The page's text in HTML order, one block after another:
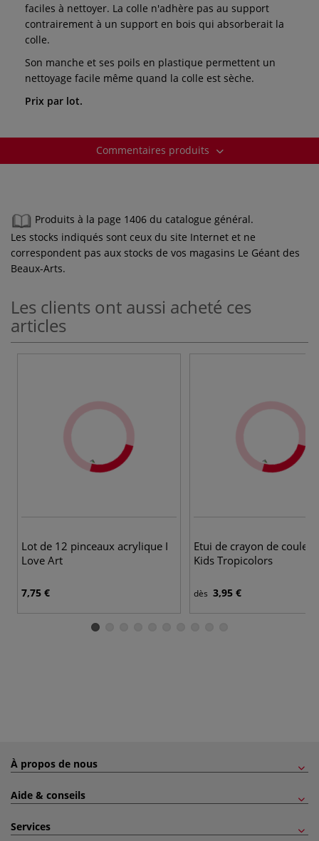
faciles à nettoyer. La colle n'adhère pas au support
contrairement à un support en bois qui absorberait la
colle.
Son manche et ses poils en plastique permettent un
nettoyage facile même quand la colle est sèche.
Prix par lot.
Commentaires produits
Produits à la page 1406 du catalogue général.
Les stocks indiqués sont ceux du site Internet et ne
correspondent pas aux stocks de vos magasins Le Géant des
Beaux-Arts.
Les clients ont aussi acheté ces
articles
Lot de 12 pinceaux acrylique I
Love Art
7,75 €
Etui de crayon de
Kids Tropicolors
dès 3,95 €
À propos de nous
Aide & conseils
Services